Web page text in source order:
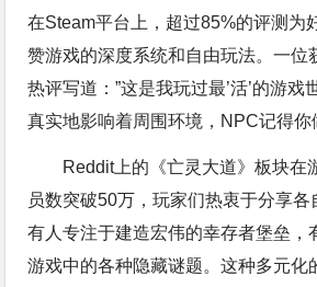
在Steam平台上，超过85%的评测为
赞游戏的深度系统和自由玩法。一位
热评写道：”这是我玩过最’活’的游戏
真实地影响着周围环境，NPC记得你
Reddit上的《亡灵大道》板块在
员数突破50万，玩家们热衷于分享
有人专注于建造宏伟的幸存者堡垒，
游戏中的各种隐藏谜题。这种多元化